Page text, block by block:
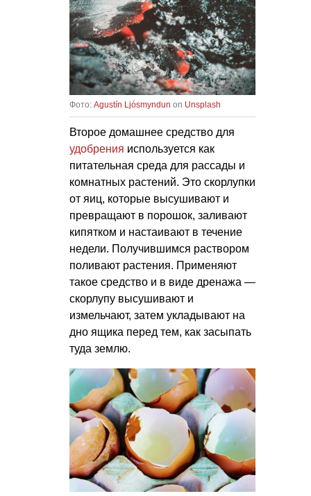
Фото: Agustín Ljósmyndun on Unsplash
Второе домашнее средство для
удобрения используется как
питательная среда для рассады и
комнатных растений. Это скорлупки
от яиц, которые высушивают и
превращают в порошок, заливают
кипятком и настаивают в течение
недели. Получившимся раствором
поливают растения. Применяют
такое средство и в виде дренажа —
скорлупу высушивают и
измельчают, затем укладывают на
дно ящика перед тем, как засыпать
туда землю.